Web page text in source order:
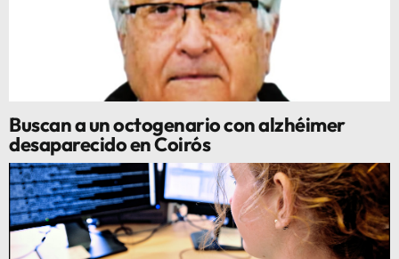
Buscan a un octogenario con alzhéimer
desaparecido en Coirós